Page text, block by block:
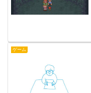
ゲーム